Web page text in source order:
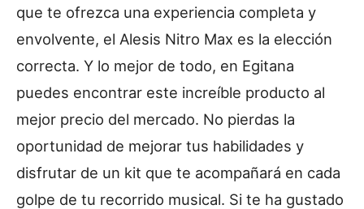
que te ofrezca una experiencia completa y
envolvente, el Alesis Nitro Max es la elección
correcta. Y lo mejor de todo, en Egitana
puedes encontrar este increíble producto al
mejor precio del mercado. No pierdas la
oportunidad de mejorar tus habilidades y
disfrutar de un kit que te acompañará en cada
golpe de tu recorrido musical. Si te ha gustado